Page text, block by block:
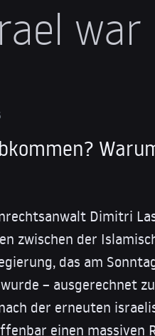
war
Dimitri
zwischen der
das am
– ausgerechnet
der erneuten
einen massiven